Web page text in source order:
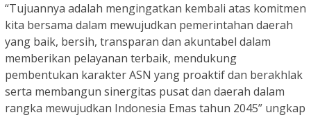
“Tujuannya adalah mengingatkan kembali atas komitmen
kita bersama dalam mewujudkan pemerintahan daerah
yang baik, bersih, transparan dan akuntabel dalam
memberikan pelayanan terbaik, mendukung
pembentukan karakter ASN yang proaktif dan berakhlak
serta membangun sinergitas pusat dan daerah dalam
rangka mewujudkan Indonesia Emas tahun 2045” ungkap